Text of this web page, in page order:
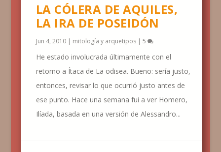
LA CÓLERA DE AQUILES,
LA IRA DE POSEIDÓN
Jun 4, 2010| mitología y arquetipos| 5
He estado involucrada últimamente con el
retorno a Ítaca de La odisea. Bueno: sería justo,
entonces, revisar lo que ocurrió justo antes de
ese punto. Hace una semana fui a ver Homero,
Ilíada, basada en una versión de Alessandro...